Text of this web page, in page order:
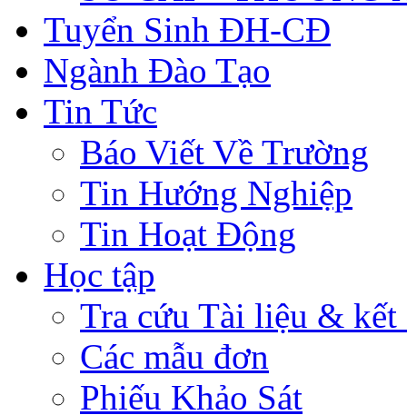
Tuyển Sinh ĐH-CĐ
Ngành Đào Tạo
Tin Tức
Báo Viết Về Trường
Tin Hướng Nghiệp
Tin Hoạt Động
Học tập
Tra cứu Tài liệu & kết
Các mẫu đơn
Phiếu Khảo Sát